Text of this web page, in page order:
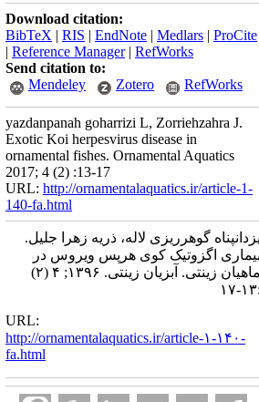
Download citation:
BibTeX | RIS | EndNote | Medlars | ProCite
| Reference Manager| RefWorks
Send citation to:
Mendeley
Zotero RefWorks
yazdanpanah goharrizi L, Zorriehzahra J.
Exotic Koi herpesvirus disease in
ornamental fishes. Ornamental Aquatics
2017; 4 (2) :13-17
URL: http://ornamentalaquatics.ir/article-1-
140-fa.html
یزدانپناه گوهرریزی لاله، ذریه زهرا جلیل.
بیماری اگزوتیک کوی هرپس ویروس در
ماهیان زینتی. آبزیان زینتی. ۱۳۹۶; ۴ (۲)
:۱۳-۱۷
URL:
http://ornamentalaquatics.ir/article-۱-۱۴۰-
fa.html